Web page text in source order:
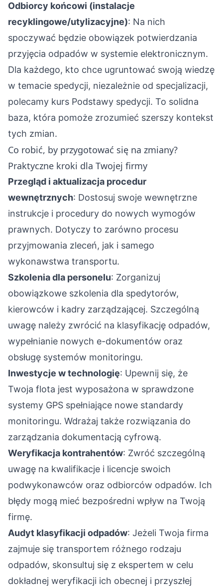
Odbiorcy końcowi (instalacje
recyklingowe/utylizacyjne): Na nich
spoczywać będzie obowiązek potwierdzania
przyjęcia odpadów w systemie elektronicznym.
Dla każdego, kto chce ugruntować swoją wiedzę
w temacie spedycji, niezależnie od specjalizacji,
polecamy kurs Podstawy spedycji. To solidna
baza, która pomoże zrozumieć szerszy kontekst
tych zmian.
Co robić, by przygotować się na zmiany?
Praktyczne kroki dla Twojej firmy
Przegląd i aktualizacja procedur
wewnętrznych: Dostosuj swoje wewnętrzne
instrukcje i procedury do nowych wymogów
prawnych. Dotyczy to zarówno procesu
przyjmowania zleceń, jak i samego
wykonawstwa transportu.
Szkolenia dla personelu: Zorganizuj
obowiązkowe szkolenia dla spedytorów,
kierowców i kadry zarządzającej. Szczególną
uwagę należy zwrócić na klasyfikację odpadów,
wypełnianie nowych e-dokumentów oraz
obsługę systemów monitoringu.
Inwestycje w technologię: Upewnij się, że
Twoja flota jest wyposażona w sprawdzone
systemy GPS spełniające nowe standardy
monitoringu. Wdrażaj także rozwiązania do
zarządzania dokumentacją cyfrową.
Weryfikacja kontrahentów: Zwróć szczególną
uwagę na kwalifikacje i licencje swoich
podwykonawców oraz odbiorców odpadów. Ich
błędy mogą mieć bezpośredni wpływ na Twoją
firmę.
Audyt klasyfikacji odpadów: Jeżeli Twoja firma
zajmuje się transportem różnego rodzaju
odpadów, skonsultuj się z ekspertem w celu
dokładnej weryfikacji ich obecnej i przyszłej